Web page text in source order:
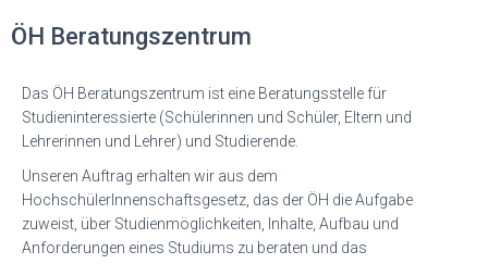
ÖH Beratungszentrum
Das ÖH Beratungszentrum ist eine Beratungsstelle für
Studieninteressierte (Schülerinnen und Schüler, Eltern und
Lehrerinnen und Lehrer) und Studierende.
Unseren Auftrag erhalten wir aus dem
HochschülerInnenschaftsgesetz, das der ÖH die Aufgabe
zuweist, über Studienmöglichkeiten, Inhalte, Aufbau und
Anforderungen eines Studiums zu beraten und das